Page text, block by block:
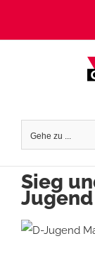
Gehe zu ...
Sieg
Jugend